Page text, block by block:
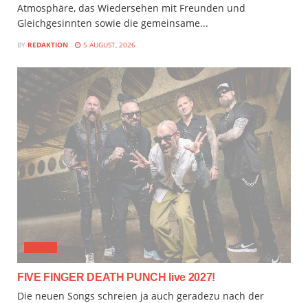
Atmosphäre, das Wiedersehen mit Freunden und
Gleichgesinnten sowie die gemeinsame...
BY REDAKTION 5 AUGUST, 2026
FIVE FINGER DEATH PUNCH live 2027!
Die neuen Songs schreien ja auch geradezu nach der